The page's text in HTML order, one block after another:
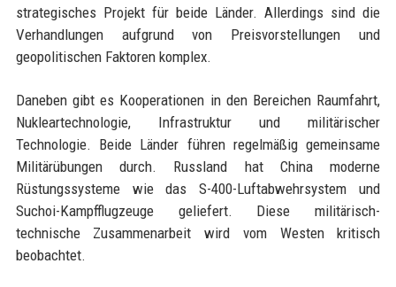
strategisches Projekt für beide Länder. Allerdings sind die
Verhandlungen aufgrund von Preisvorstellungen und
geopolitischen Faktoren komplex.
Daneben gibt es Kooperationen in den Bereichen Raumfahrt,
Nukleartechnologie, Infrastruktur und militärischer
Technologie. Beide Länder führen regelmäßig gemeinsame
Militärübungen durch. Russland hat China moderne
Rüstungssysteme wie das S-400-Luftabwehrsystem und
Suchoi-Kampfflugzeuge geliefert. Diese militärisch-
technische Zusammenarbeit wird vom Westen kritisch
beobachtet.